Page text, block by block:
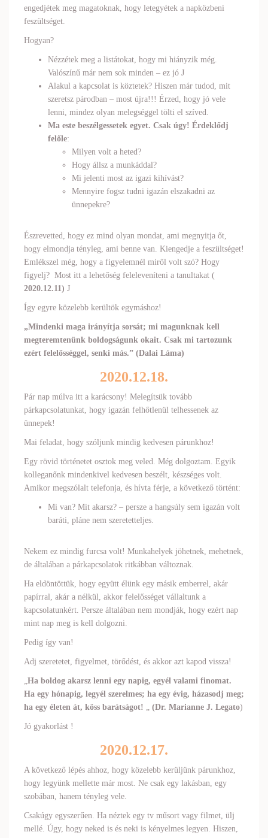
engedjétek meg magatoknak, hogy letegyétek a napközbeni
feszültséget.
Hogyan?
Nézzétek meg a listátokat, hogy mi hiányzik még.
Valószínű már nem sok minden – ez jó J
Alakul a kapcsolat is köztetek? Hiszen már tudod, mit
szeretsz párodban – most újra!!! Érzed, hogy jó vele
lenni, mindez olyan melegséggel tölti el szíved.
Ma este beszélgessetek egyet. Csak úgy! Érdeklődj
felőle:
Milyen volt a heted?
Hogy állsz a munkáddal?
Mi jelenti most az igazi kihívást?
Mennyire fogsz tudni igazán elszakadni az
ünnepekre?
Észrevetted, hogy ez mind olyan mondat, ami megnyitja őt,
hogy elmondja tényleg, ami benne van. Kiengedje a feszültséget!
Emlékszel még, hogy a figyelemnél miről volt szó? Hogy
figyelj? Most itt a lehetőség feleleveníteni a tanultakat (
2020.12.11) J
Így egyre közelebb kerültök egymáshoz!
„Mindenki maga irányítja sorsát; mi magunknak kell
megteremtenünk boldogságunk okait. Csak mi tartozunk
ezért felelősséggel, senki más.” (Dalai Láma)
2020.12.18.
Pár nap múlva itt a karácsony! Melegítsük tovább
párkapcsolatunkat, hogy igazán felhőtlenül telhessenek az
ünnepek!
Mai feladat, hogy szóljunk mindig kedvesen párunkhoz!
Egy rövid történetet osztok meg veled. Még dolgoztam. Egyik
kolleganőnk mindenkivel kedvesen beszélt, készséges volt.
Amikor megszólalt telefonja, és hívta férje, a következő történt:
Mi van? Mit akarsz? – persze a hangsúly sem igazán volt
baráti, pláne nem szeretetteljes.
Nekem ez mindig furcsa volt! Munkahelyek jöhetnek, mehetnek,
de általában a párkapcsolatok ritkábban változnak.
Ha eldöntöttük, hogy együtt élünk egy másik emberrel, akár
papírral, akár a nélkül, akkor felelősséget vállaltunk a
kapcsolatunkért. Persze általában nem mondják, hogy ezért nap
mint nap meg is kell dolgozni.
Pedig így van!
Adj szeretetet, figyelmet, törődést, és akkor azt kapod vissza!
Ha boldog akarsz lenni egy napig, egyél valami finomat.
Ha egy hónapig, legyél szerelmes; ha egy évig, házasodj meg;
ha egy életen át, köss barátságot!
(Dr. Marianne J. Legato)
Jó gyakorlást !
2020.12.17.
A következő lépés ahhoz, hogy közelebb kerüljünk párunkhoz,
hogy legyünk mellette már most. Ne csak egy lakásban, egy
szobában, hanem tényleg vele.
Csakúgy egyszerűen. Ha néztek egy tv műsort vagy filmet, ülj
mellé. Úgy, hogy neked is és neki is kényelmes legyen. Hiszen,